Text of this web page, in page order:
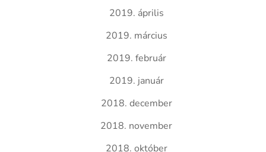
2019. április
2019. március
2019. február
2019. január
2018. december
2018. november
2018. október